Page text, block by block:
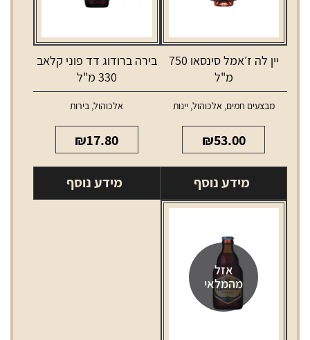
יין לה ז׳אמל סינסאו 750
מ"ל
מבצעים חמים, אלכוהול,יינות
₪53.00
מידע נוסף
בירה ברודוג דד פוני קלאב
330 מ"ל
אלכוהול, בירות
₪17.80
מידע נוסף
אזל
מהמלאי